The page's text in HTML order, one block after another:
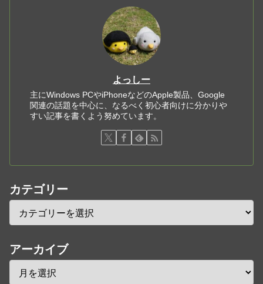
よっしー
主にWindows PCやiPhoneなどのApple製品、Google
関連の話題を中心に、なるべく初心者向けに分かりや
すい記事を書くよう努めています。
カテゴリー
アーカイブ